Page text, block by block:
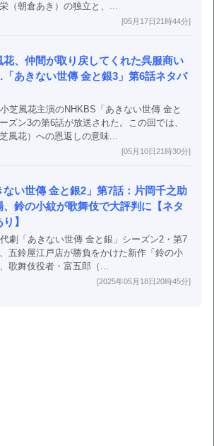
（朝倉あき）の独立と、...
[05月17日21時44分]
花、仲間が取り戻してくれた呉服商い
あきない世傳 金と銀3」第6話ネタバ
芝風花主演のNHKBS「あきない世傳 金と
ズン3の第6話が放送された。この回では、
風花）への恩返しの意味...
[05月10日21時30分]
ない世傳 金と銀2」第7話：片岡千之助
、鈴の小紋が歌舞伎で大評判に【ネタ
】
劇「あきない世傳 金と銀」シーズン2・第7
五鈴屋江戸店が勝負をかけた新作「鈴の小
歌舞伎役者・富五郎（...
[2025年05月18日20時45分]